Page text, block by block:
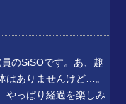
のSiSOです。あ、趣
はありませんけど…。
やっぱり経過を楽しみ